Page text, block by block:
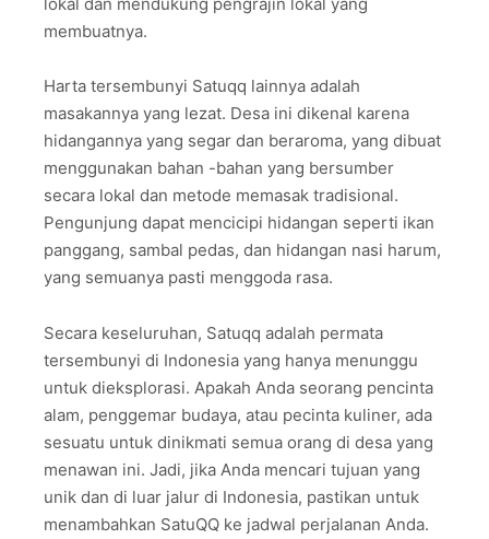
membuatnya.
Harta tersembunyi Satuqq lainnya adalah
masakannya yang lezat. Desa ini dikenal karena
hidangannya yang segar dan beraroma, yang dibuat
menggunakan bahan -bahan yang bersumber
secara lokal dan metode memasak tradisional.
Pengunjung dapat mencicipi hidangan seperti ikan
panggang, sambal pedas, dan hidangan nasi harum,
yang semuanya pasti menggoda rasa.
Secara keseluruhan, Satuqq adalah permata
tersembunyi di Indonesia yang hanya menunggu
untuk dieksplorasi. Apakah Anda seorang pencinta
alam, penggemar budaya, atau pecinta kuliner, ada
sesuatu untuk dinikmati semua orang di desa yang
menawan ini. Jadi, jika Anda mencari tujuan yang
unik dan di luar jalur di Indonesia, pastikan untuk
menambahkan SatuQQ ke jadwal perjalanan Anda.